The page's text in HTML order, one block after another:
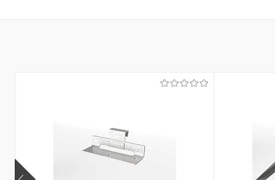
Показать ещё 207
В избранное